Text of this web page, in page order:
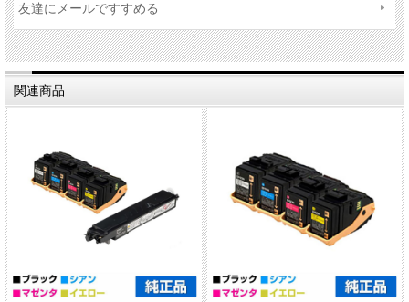
友達にメールですすめる
関連商品